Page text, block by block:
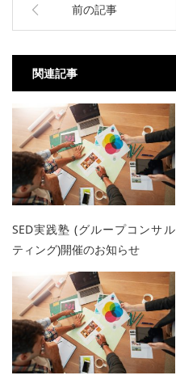
前の記事
関連記事
SED実践塾 (グループコンサル
ティング)開催のお知らせ